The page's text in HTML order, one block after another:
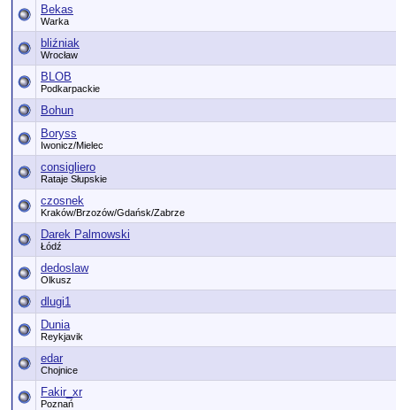
Bekas
Warka
bliźniak
Wrocław
BLOB
Podkarpackie
Bohun
Boryss
Iwonicz/Mielec
consigliero
Rataje Słupskie
czosnek
Kraków/Brzozów/Gdańsk/Zabrze
Darek Palmowski
Łódź
dedoslaw
Olkusz
dlugi1
Dunia
Reykjavik
edar
Chojnice
Fakir_xr
Poznań